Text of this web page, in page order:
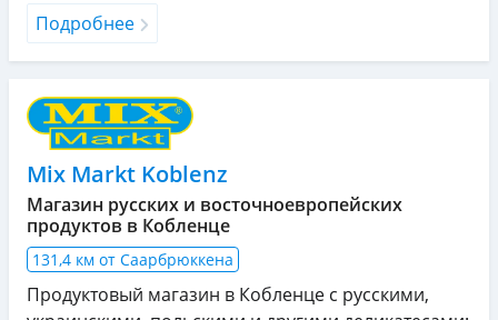
Подробнее
Mix Markt Koblenz
Магазин русских и восточноевропейских
продуктов в Кобленце
131,4 км от Саарбрюккена
Продуктовый магазин в Кобленце с русскими,